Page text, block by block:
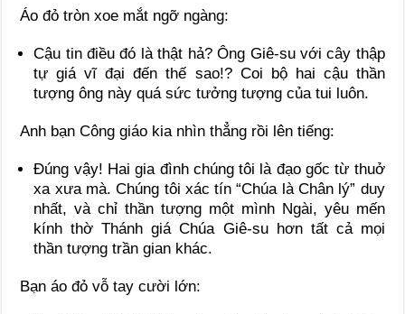
Áo đỏ tròn xoe mắt ngỡ ngàng:
Cậu tin điều đó là thật hả? Ông Giê-su với cây thập
tự giá vĩ đại đến thế sao!? Coi bộ hai cậu thần
tượng ông này quá sức tưởng tượng của tui luôn.
Anh bạn Công giáo kia nhìn thẳng rồi lên tiếng:
Đúng vậy! Hai gia đình chúng tôi là đạo gốc từ thuở
xa xưa mà. Chúng tôi xác tín “Chúa là Chân lý” duy
nhất, và chỉ thần tượng một mình Ngài, yêu mến
kính thờ Thánh giá Chúa Giê-su hơn tất cả mọi
thần tượng trần gian khác.
Bạn áo đỏ vỗ tay cười lớn: